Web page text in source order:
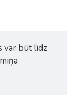
var būt līdz